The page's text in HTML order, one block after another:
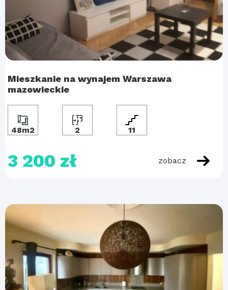
Mieszkanie na wynajem Warszawa
mazowieckie
48m2 2 11
3 200 zł zobacz